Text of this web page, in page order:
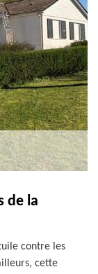
de la
contre les
cette